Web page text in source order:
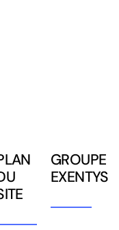
GROUPE
EXENTYS